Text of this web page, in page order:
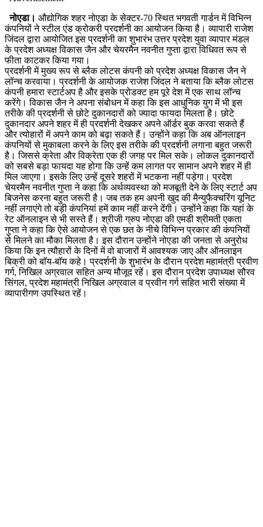
नोएडा। औद्योगिक शहर नोएडा के सेक्टर-70 स्थित भगवती गार्डन में विभिन्न
कंपनियों ने स्टील एंड क्रोकरी प्रदर्शनी का आयोजन किया है। व्यापारी राजेश
जिंदल द्वारा आयोजित इस प्रदर्शनी का शुभारंभ उत्तर प्रदेश युवा व्यापार मंडल
के प्रदेश अध्यक्ष विकास जैन और चेयरमैन नवनीत गुप्ता द्वारा विधिवत रूप से
फीता काटकर किया गया।
प्रदर्शनी में मुख्य रूप से ब्लैक लोटस कंपनी को प्रदेश अध्यक्ष विकास जैन ने
लॉन्च करवाया। प्रदर्शनी के आयोजक राजेश जिंदल ने बताया कि ब्लैक लोटस
कंपनी हमारा स्टार्टअप है और इसके प्रोडक्ट हम पूरे देश में एक साथ लॉन्च
करेंगे। विकास जैन ने अपना संबोधन में कहा कि इस आधुनिक युग में भी इस
तरीके की प्रदर्शनी से छोटे दुकानदारों को ज्यादा फायदा मिलता है। छोटे
दुकानदार अपने शहर में ही प्रदर्शनी देखकर अपने ऑर्डर बुक करवा सकते हैं
और त्योहारों में अपने काम को बढ़ा सकते हैं। उन्होंने कहा कि अब ऑनलाइन
कंपनियों से मुकाबला करने के लिए इस तरीके की प्रदर्शनी लगाना बहुत जरूरी
है। जिससे क्रेता और विक्रेता एक ही जगह पर मिल सके। लोकल दुकानदारों
को सबसे बड़ा फायदा यह होगा कि उन्हें कम लागत पर सामान अपने शहर में ही
मिल जाएगा। इसके लिए उन्हें दूसरे शहरों में भटकना नहीं पड़ेगा। प्रदेश
चेयरमैन नवनीत गुप्ता ने कहा कि अर्थव्यवस्था को मजबूती देने के लिए स्टार्ट अप
बिजनेस करना बहुत जरूरी है। जब तक हम अपनी खुद की मैन्युफैक्चरिंग यूनिट
नहीं लगाएंगे तो बड़ी कंपनियां हमें काम नहीं करने देंगी। उन्होंने कहा कि यहां के
रेट ऑनलाइन से भी सस्ते हैं। श्रीजी ग्रुप नोएडा की एमडी श्रीमती एकता
गुप्ता ने कहा कि ऐसे आयोजन से एक छत के नीचे विभिन्न प्रकार की कंपनियों
से मिलने का मौका मिलता है। इस दौरान उन्होंने नोएडा की जनता से अनुरोध
किया कि इन त्यौहारों के दिनों में वो बाजारों में आवश्यक जाए और ऑनलाइन
बिक्री को बाॅय-बाॅय कहे। प्रदर्शनी के शुभारंभ के दौरान प्रदेश महामंत्री प्रवीण
गर्ग, निखिल अग्रवाल सहित अन्य मौजूद रहें। इस दौरान प्रदेश उपाध्यक्ष सौरव
सिंगल, प्रदेश महामंत्री निखिल अग्रवाल व प्रवीन गर्ग सहित भारी संख्या में
व्यापारीगण उपस्थित रहें।